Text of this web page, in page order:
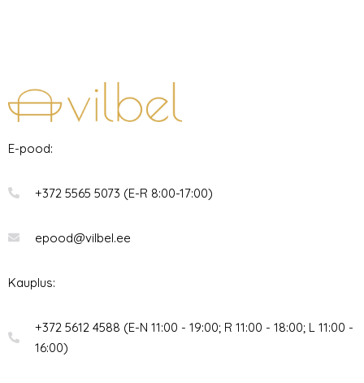
E-pood:
+372 5565 5073 (E-R 8:00-17:00)
epood@vilbel.ee
Kauplus:
+372 5612 4588 (E-N 11:00 - 19:00; R 11:00 - 18:00; L 11:00 -
16:00)